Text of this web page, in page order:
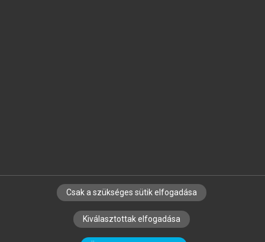
SZERZŐKNEK CÉGEKNEK KÖNYVTÁROSOKNAK
SZERKESZTÉSI ÉS LEKTORÁLÁSI ALAPELVEK
Csak a szükséges sütik elfogadása
Kiválasztottak elfogadása